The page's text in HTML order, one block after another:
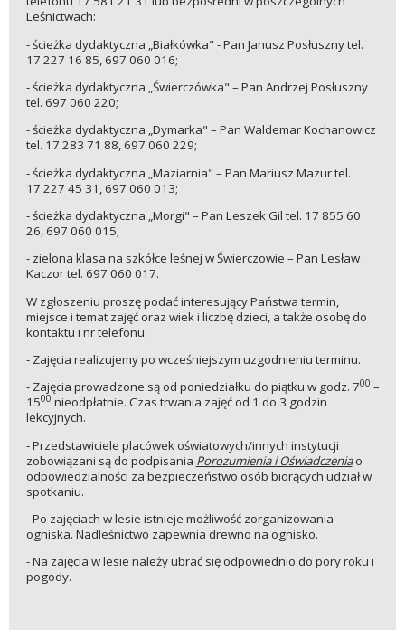
Leśnictwach:
- ścieżka dydaktyczna „Białkówka" - Pan Janusz Posłuszny tel.
17 227 16 85, 697 060 016;
- ścieżka dydaktyczna „Świerczówka" – Pan Andrzej Posłuszny
tel. 697 060 220;
- ścieżka dydaktyczna „Dymarka" – Pan Waldemar Kochanowicz
tel. 17 283 71 88, 697 060 229;
- ścieżka dydaktyczna „Maziarnia" – Pan Mariusz Mazur tel.
17 227 45 31, 697 060 013;
- ścieżka dydaktyczna „Morgi" – Pan Leszek Gil tel. 17 855 60
26, 697 060 015;
- zielona klasa na szkółce leśnej w Świerczowie – Pan Lesław
Kaczor tel. 697 060 017.
W zgłoszeniu proszę podać interesujący Państwa termin,
miejsce i temat zajęć oraz wiek i liczbę dzieci, a także osobę do
kontaktu i nr telefonu.
- Zajęcia realizujemy po wcześniejszym uzgodnieniu terminu.
- Zajęcia prowadzone są od poniedziałku do piątku w godz. 700 –
1500 nieodpłatnie. Czas trwania zajęć od 1 do 3 godzin
lekcyjnych.
- Przedstawiciele placówek oświatowych/innych instytucji
zobowiązani są do podpisania Porozumienia i Oświadczeniao
odpowiedzialności za bezpieczeństwo osób biorących udział w
spotkaniu.
- Po zajęciach w lesie istnieje możliwość zorganizowania
ogniska. Nadleśnictwo zapewnia drewno na ognisko.
- Na zajęcia w lesie należy ubrać się odpowiednio do pory roku i
pogody.